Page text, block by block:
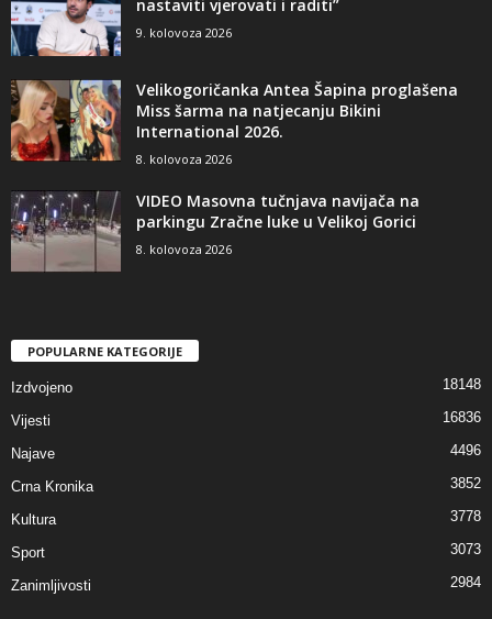
nastaviti vjerovati i raditi”
9. kolovoza 2026
Velikogoričanka Antea Šapina proglašena
Miss šarma na natjecanju Bikini
International 2026.
8. kolovoza 2026
VIDEO Masovna tučnjava navijača na
parkingu Zračne luke u Velikoj Gorici
8. kolovoza 2026
POPULARNE KATEGORIJE
Izdvojeno 18148
Vijesti 16836
Najave 4496
Crna Kronika 3852
Kultura 3778
Sport 3073
Zanimljivosti 2984